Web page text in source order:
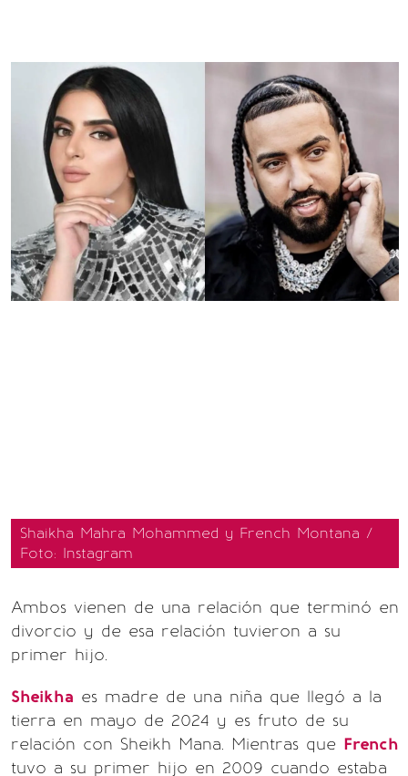
Shaikha Mahra Mohammed y French Montana /
Foto: Instagram
Ambos vienen de una relación que terminó en
divorcio y de esa relación tuvieron a su
primer hijo.
Sheikha es madre de una niña que llegó a la
tierra en mayo de 2024 y es fruto de su
relación con Sheikh Mana. Mientras que French
tuvo a su primer hijo en 2009 cuando estaba